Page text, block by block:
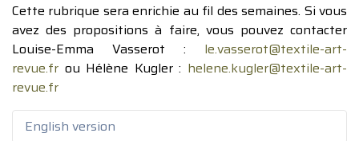
Cette rubrique sera enrichie au fil des semaines. Si vous
avez des propositions à faire, vous pouvez contacter
Louise-Emma Vasserot : le.vasserot@textile-art-
revue.fr ou Hélène Kugler : helene.kugler@textile-art-
revue.fr
English version